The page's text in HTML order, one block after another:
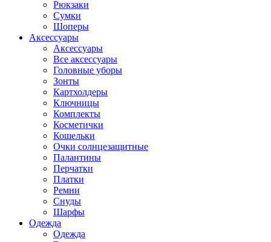
Рюкзаки
Сумки
Шоперы
Аксессуары
Аксессуары
Все аксессуары
Головные уборы
Зонты
Картхолдеры
Ключницы
Комплекты
Косметички
Кошельки
Очки солнцезащитные
Палантины
Перчатки
Платки
Ремни
Снуды
Шарфы
Одежда
Одежда